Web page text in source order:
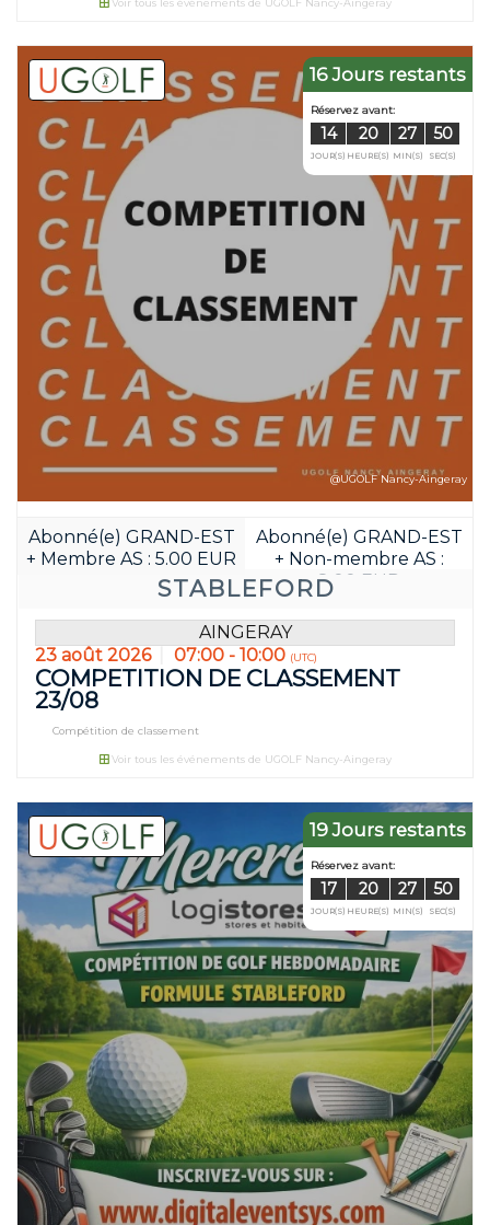
Réservez
08
JOUR(S) HEURE(S)
Voir tous les événements de UGOLF Nancy-Aingeray
16 Jours restants
Réservez
14 20
JOUR(S)HEURE(S)
STABLEFORD
Abonné(e) GRAND-EST
+ Membre AS : 5.00 EUR
Abonné(e) GRAND-EST
+ Non-membre AS :
8.00 EUR
@UGOLF Nancy-Aingeray
AINGERAY
23 août 2026
07:00 - 10:00 (UTC)
COMPETITION DE CLASSEMENT
23/08
Compétition de classement
Voir tous les événements de UGOLF Nancy-Aingeray
19 Jours restants